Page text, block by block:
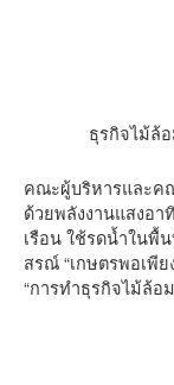
ธุรกิจไม้ล้
คณะผู้บริหารและค
ด้วยพลังงานแสงอา
เรือน ใช้รดน้ำในพื้
สรณ์ “เกษตรพอเพี
“การทำธุรกิจไม้ล้อ